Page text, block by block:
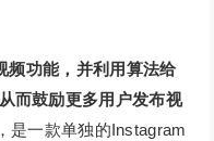
频功能，并利用算法给
而鼓励更多用户发布视
是一款单独的Instagram